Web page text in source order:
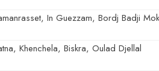
In Guezzam, Bordj Badji
Khenchela, Biskra, Oulad Djellal